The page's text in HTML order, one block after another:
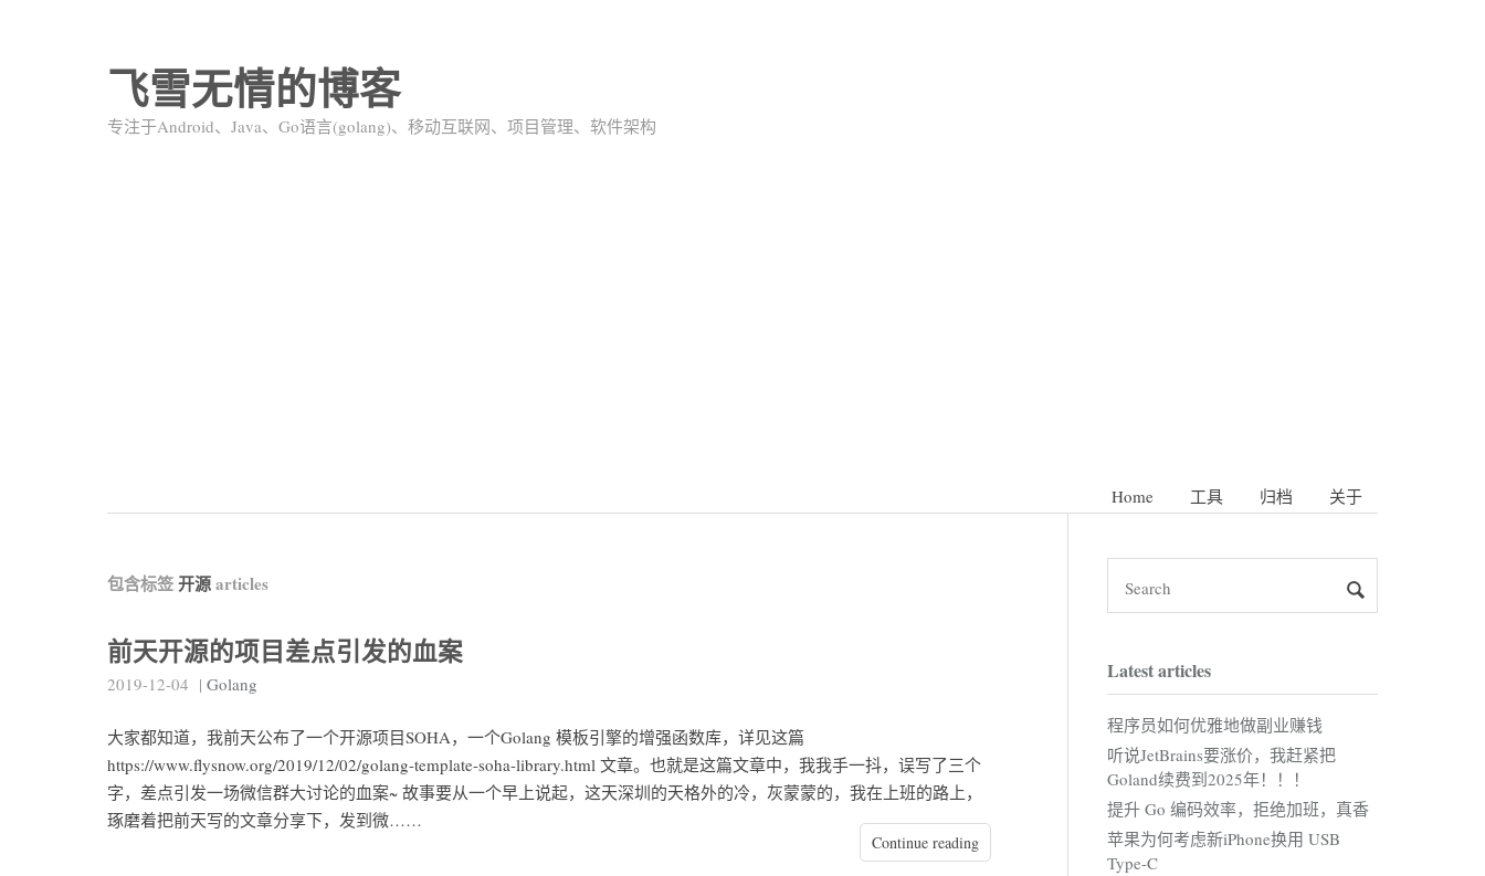
飞雪无情的博客
专注于Android、Java、Go语言(golang)、移动互联网、项目管理、软件架构
Home 工具 归档 关于
包含标签开源articles
前天开源的项目差点引发的血案
2019-12-04 | Golang
大家都知道，我前天公布了一个开源项目SOHA，一个Golang 模板引擎的增强函数库，详见这篇
https://www.flysnow.org/2019/12/02/golang-template-soha-library.html 文章。也就是这篇文章中，我我手一抖，误写了三个
字，差点引发一场微信群大讨论的血案~ 故事要从一个早上说起，这天深圳的天格外的冷，灰蒙蒙的，我在上班的路上，
琢磨着把前天写的文章分享下，发到微……
Continue reading
Latest articles
程序员如何优雅地做副业赚钱
听说JetBrains要涨价，我赶紧把
Goland续费到2025年！！！
提升 Go 编码效率，拒绝加班，真香
苹果为何考虑新iPhone换用 USB
Type-C